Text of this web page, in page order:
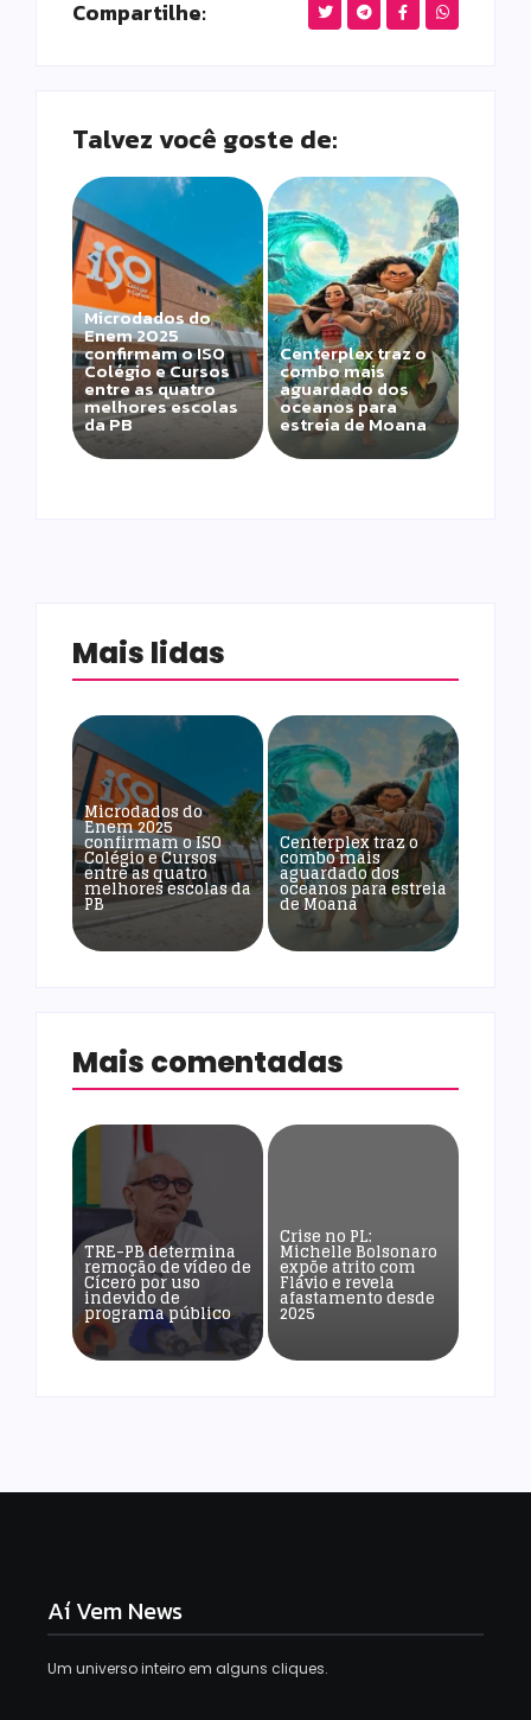
Compartilhe:
Talvez você goste de:
Microdados do
Enem 2025
confirmam o ISO
Colégio e Cursos
entre as quatro
melhores escolas
da PB
Centerplex traz o
combo mais
aguardado dos
oceanos para
estreia de Moana
Mais lidas
Microdados do
Enem 2025
confirmam o ISO
Colégio e Cursos
entre as quatro
melhores escolas da
PB
Centerplex traz o
combo mais
aguardado dos
oceanos para estreia
de Moana
Mais comentadas
TRE-PB determina
remoção de vídeo de
Cícero por uso
indevido de
programa público
Crise no PL:
Michelle Bolsonaro
expõe atrito com
Flávio e revela
afastamento desde
2025
Aí Vem News
Um universo inteiro em alguns cliques.